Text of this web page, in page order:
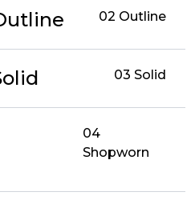
02 Outline
03 Solid
04
Shopworn